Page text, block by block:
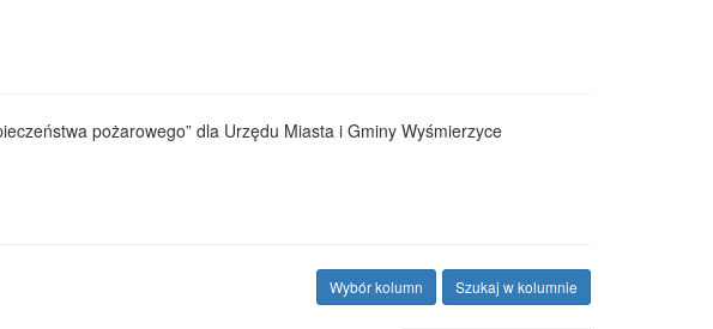
pożarowego” dla Urzędu Miasta i Gminy Wyśmierzyce
Szukaj w kolumnie
Wybór kolumn